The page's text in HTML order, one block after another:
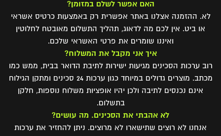
האם אפשר לשלם במזומן?
לא. ההזמנה אצלנו באתר אפשרית רק באמצעות כרטיס אשראי
או ביט. אין לכם מה לדאוג, תהליך התשלום מאובטח לחלוטין
ואיננו שומרים את פרטי האשראי שלכם.
איך אני מקבל את המשלוח?
רוב ערכות הסכינים מגיעות ישירות לתיבת הדואר בבית, ממש כמו
מכתב. מוצרים גדולים במיוחד כגון ערכות 24 סכינים ומתקן הגילוח
אינם נכנסים לתיבה ולכן יהיו אופציות משלוח נוספות, חלקן
בתשלום.
לא אהבתי את הסכינים. מה עושים?
אנחנו לא רוצים שתישארו לא מרוצים. ניתן להחזיר את ערכות